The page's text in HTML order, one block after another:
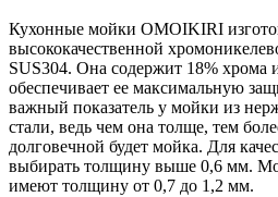
Кухонные мойки OMOIKIRI
высококачественной
SUS304. Она содержит 18% хрома
обеспечивает ее максимальную
важный показатель у мойки из
стали, ведь чем она толще, тем
долговечной будет мойка. Для
выбирать толщину выше 0,6 мм.
имеют толщину от 0,7 до 1,2 мм.